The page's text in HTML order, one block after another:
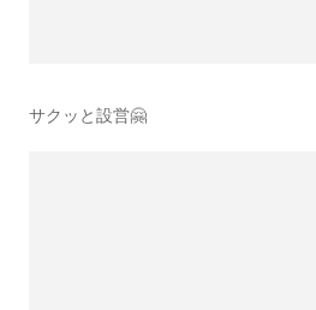
サクッと設営🤗